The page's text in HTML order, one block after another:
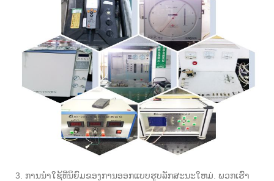
3. ການ​ນໍາ​ໃຊ້​ທີ່​ນິ​ຍົມ​ຂອງ​ການ​ອອກ​ແບບ​ຮູບ​ລັກ​ສະ​ນະ​ໃຫມ່​. ພວກເຮົາ